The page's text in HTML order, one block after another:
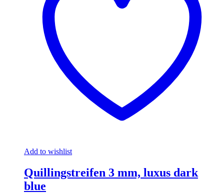
Add to wishlist
Quillingstreifen 3 mm, luxus dark
blue